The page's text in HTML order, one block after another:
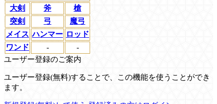
大剣
斧
槍
突剣
弓
魔弓
メイス ハンマー ロッド
ワンド
-
-
ユーザー登録のご案内
ユーザー登録(無料)することで、この機能を使うことができ
ます。